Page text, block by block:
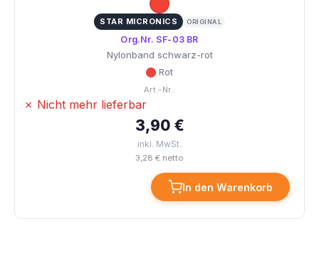
STAR MICRONICS ORIGINAL
Org.Nr. SF-03 BR
Nylonband schwarz-rot
Rot
Art.-Nr.:
✗ Nicht mehr lieferbar
3,90 €
inkl. MwSt.
3,28 € netto
In den Warenkorb